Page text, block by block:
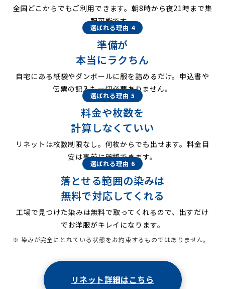
全国どこからでもご利用できます。朝8時から夜21時まで集
配可能です。
選ばれる理由 4
準備が
本当にラクちん
自宅にある紙袋やダンボールに服を詰めるだけ。申込書や
伝票の記入も一切必要ありません。
選ばれる理由 5
料金や枚数を
計算しなくていい
リネットは枚数制限なし。何枚からでも出せます。料金目
安は事前に確認できます。
選ばれる理由 6
落とせる範囲の染みは
無料で対応してくれる
工場で見つけた染みは無料で取ってくれるので、出すだけ
でお洋服がキレイになります。
※ 染みが完全にとれている状態をお約束するものではありません。
リネット詳細はこちら